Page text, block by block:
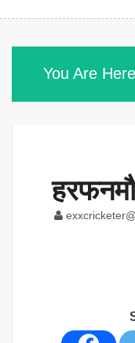
You Are Here